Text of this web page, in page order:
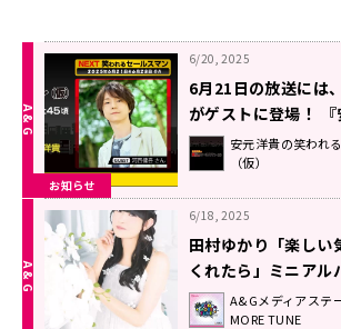
お知らせ
6/20, 2025
6月21日の放送には
がゲストに登場！
れるセールスマン（
安元洋貴の笑われ
（仮）
6/18, 2025
田村ゆかり「楽しい
くれたら」ミニアル
に込めた想い！
A&Gメディアス
MORE TUNE